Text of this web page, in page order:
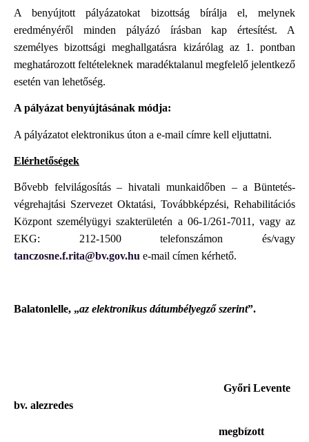
A benyújtott pályázatokat bizottság bírálja el, melynek
eredményéről minden pályázó írásban kap értesítést. A
személyes bizottsági meghallgatásra kizárólag az 1. pontban
meghatározott feltételeknek maradéktalanul megfelelő jelentkező
esetén van lehetőség.
A pályázat benyújtásának módja:
A pályázatot elektronikus úton a e-mail címre kell eljuttatni.
Elérhetőségek
Bővebb felvilágosítás – hivatali munkaidőben – a Büntetés-
végrehajtási Szervezet Oktatási, Továbbképzési, Rehabilitációs
Központ személyügyi szakterületén a 06-1/261-7011, vagy az
EKG: 212-1500 telefonszámon és/vagy
tanczosne.f.rita@bv.gov.hu e-mail címen kérhető.
Balatonlelle, „az elektronikus dátumbélyegző szerint”.
Győri Levente
bv. alezredes
megbízott